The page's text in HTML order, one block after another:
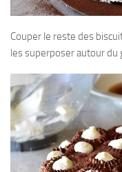
Couper le reste des
les superposer autour du